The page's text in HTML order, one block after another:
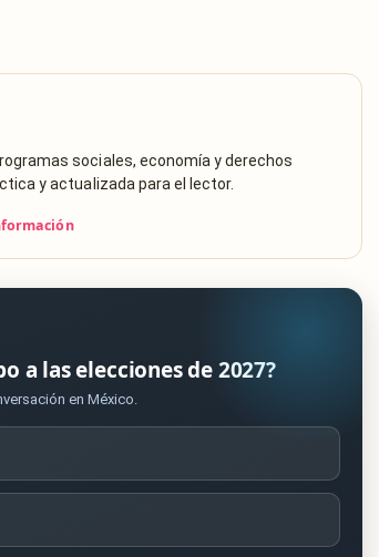
sociales, economía y derechos
y actualizada para el lector.
a las elecciones de 2027?
en México.